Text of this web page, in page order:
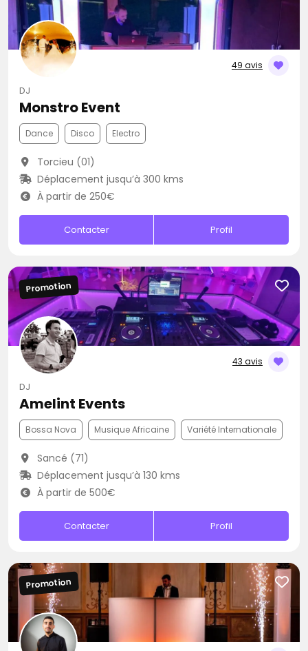
49 avis
DJ
Monstro Event
Dance Disco Electro
Torcieu (01)
Déplacement jusqu’à 300 kms
À partir de 250€
Contacter Profil
43 avis
Promotion
DJ
Amelint Events
Bossa Nova Musique Africaine Variété Internationale
Sancé (71)
Déplacement jusqu’à 130 kms
À partir de 500€
Contacter Profil
Promotion